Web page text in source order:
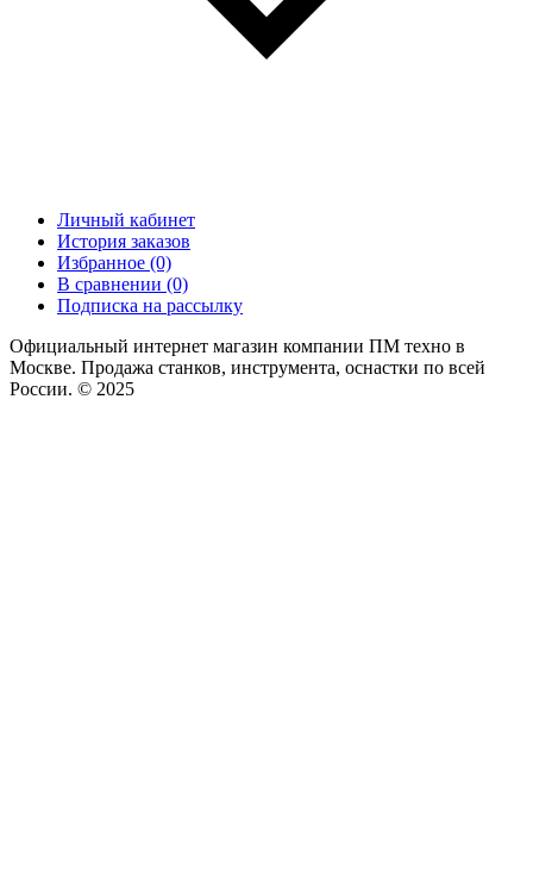
Личный кабинет
История заказов
Избранное (0)
В сравнении (0)
Подписка на рассылку
Официальный интернет магазин компании ПМ техно в
Москве. Продажа станков, инструмента, оснастки по всей
России. © 2025